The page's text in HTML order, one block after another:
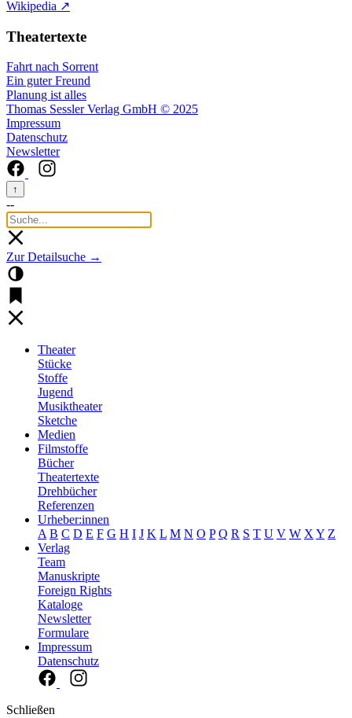
Wikipedia ↗
Theatertexte
Fahrt nach Sorrent
Ein guter Freund
Planung ist alles
Thomas Sessler Verlag GmbH © 2025
Impressum
Datenschutz
Newsletter
↑
--
Zur Detailsuche →
Theater
Stücke
Stoffe
Jugend
Musiktheater
Sketche
Medien
Filmstoffe
Bücher
Theatertexte
Drehbücher
Referenzen
Urheber:innen
A B C D E F G H I J K L M N O P Q R S T U V W X Y Z
Verlag
Team
Manuskripte
Foreign Rights
Kataloge
Newsletter
Formulare
Impressum
Datenschutz
Schließen